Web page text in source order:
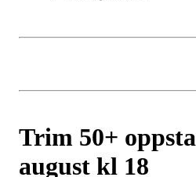
Trim 50+
august kl 18